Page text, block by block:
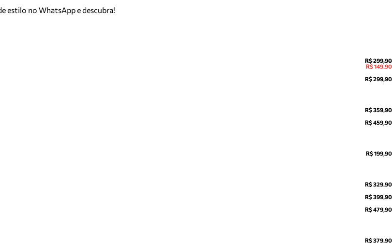
estilo no WhatsApp e descubra!
R$ 299,90
R$ 149,90
R$ 299,90
R$ 359,90
R$ 459,90
R$ 199,90
R$ 329,90
R$ 399,90
R$ 479,90
R$ 379,90